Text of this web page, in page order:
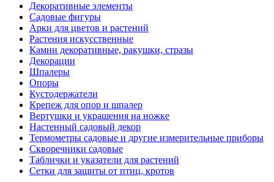
Декоративные элементы
Садовые фигуры
Арки для цветов и растений
Растения искусственные
Камни декоративные, ракушки, стразы
Декорации
Шпалеры
Опоры
Кустодержатели
Крепеж для опор и шпалер
Вертушки и украшения на ножке
Настенный садовый декор
Термометры садовые и другие измерительные приборы
Скворечники садовые
Таблички и указатели для растений
Сетки для защиты от птиц, кротов